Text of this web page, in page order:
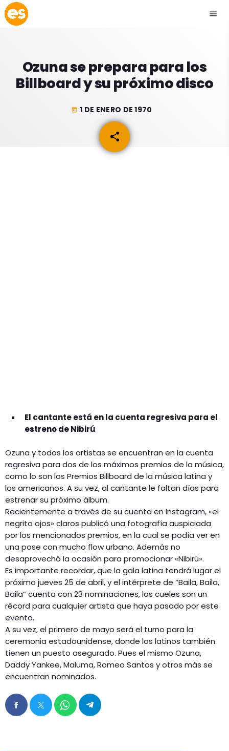
menu
play_arrow EMISIÓN LA PAZ
Ozuna se prepara para los
Billboard y su próximo disco
today 1 DE ENERO DE 1970
share
email
El cantante está en la cuenta regresiva para el
estreno de Nibirú
Ozuna y todos los artistas se encuentran en la cuenta
regresiva para dos de los máximos premios de la música,
como lo son los Premios Billboard de la música latina y
los americanos. A su vez, al cantante le faltan días para
estrenar su próximo álbum.
Recientemente a través de su cuenta en Instagram, «el
negrito ojos» claros publicó una fotografía auspiciada
por los mencionados premios, en la cual se podía ver en
una pose con mucho flow urbano. Además no
desaprovechó la ocasión para promocionar «Nibirú».
Es importante recordar, que la gala latina tendrá lugar el
próximo jueves 25 de abril, y el intérprete de “Baila, Baila,
Baila” cuenta con 23 nominaciones, las cueles son un
récord para cualquier artista que haya pasado por este
evento.
A su vez, el primero de mayo será el turno para la
ceremonia estadounidense, donde los latinos también
tienen un puesto asegurado. Pues el mismo Ozuna,
Daddy Yankee, Maluma, Romeo Santos y otros más se
encuentran nominados.